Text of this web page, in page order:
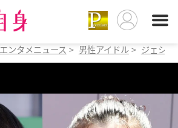
エンタメニュース > 男性アイドル > ジェシー